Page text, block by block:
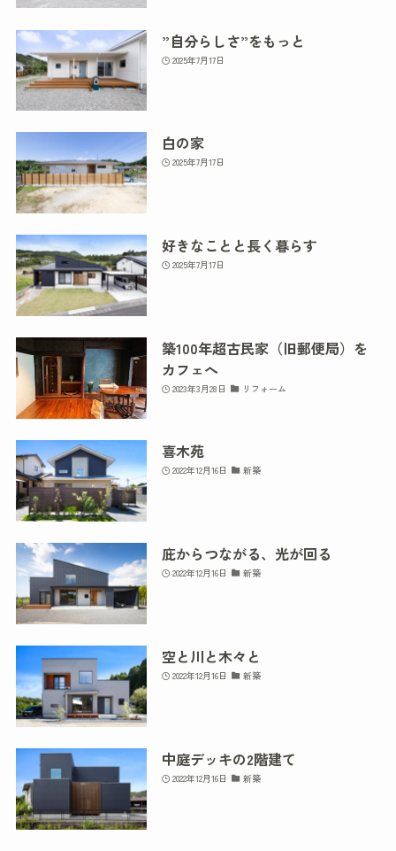
”自分らしさ”をもっと
2025年7月17日
白の家
2025年7月17日
好きなことと長く暮らす
2025年7月17日
築100年超古民家（旧郵便局）を
カフェへ
2023年3月28日 リフォーム
喜木苑
2022年12月16日 新築
庇からつながる、光が回る
2022年12月16日 新築
空と川と木々と
2022年12月16日 新築
中庭デッキの2階建て
2022年12月16日 新築